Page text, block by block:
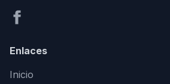
Enlaces
Inicio